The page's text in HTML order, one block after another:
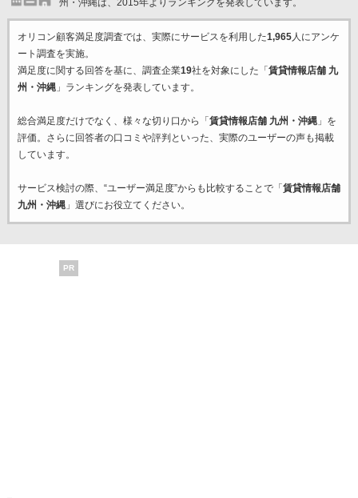
州・沖縄は、2015年よりランキングを発表しています。
オリコン顧客満足度調査では、実際にサービスを利用した1,965人にアンケ
ート調査を実施。
満足度に関する回答を基に、調査企業19社を対象にした「 賃貸情報店舗 九
州・沖縄」ランキングを発表しています。
総合満足度だけでなく、様々な切り口から「 賃貸情報店舗 九州・沖縄」を
評価。さらに回答者の口コミや評判といった、実際のユーザーの声も掲載
しています。
サービス検討の際、“ユーザー満足度”からも比較することで「 賃貸情報店舗
九州・沖縄」選びにお役立てください。
PR